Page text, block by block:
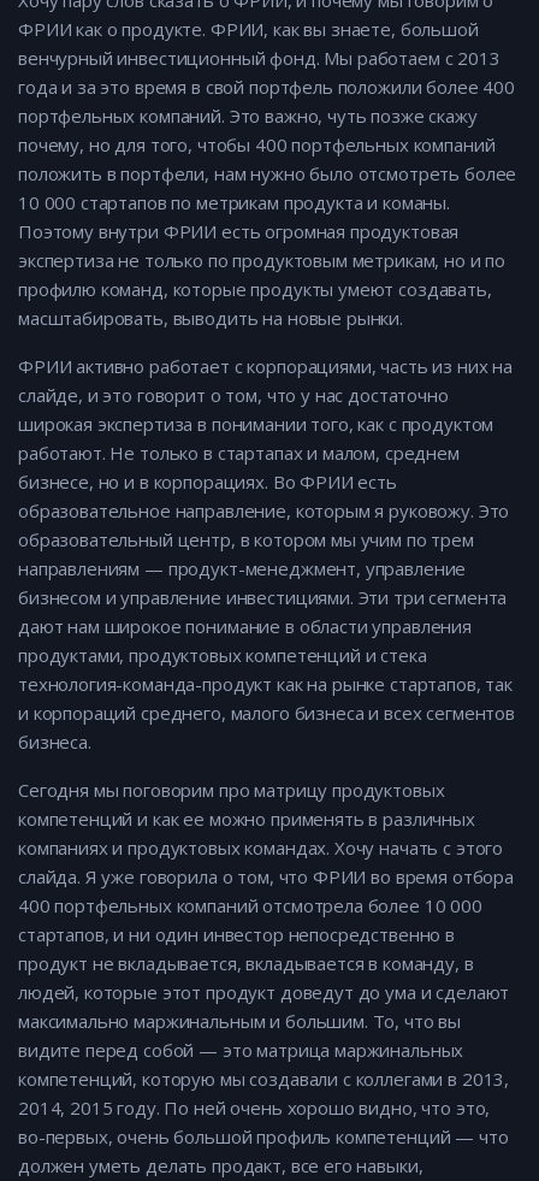
ФРИИ как о продукте. ФРИИ, как вы знаете, большой
венчурный инвестиционный фонд. Мы работаем с 2013
года и за это время в свой портфель положили более 400
портфельных компаний. Это важно, чуть позже скажу
почему, но для того, чтобы 400 портфельных компаний
положить в портфели, нам нужно было отсмотреть более
10 000 стартапов по метрикам продукта и команы.
Поэтому внутри ФРИИ есть огромная продуктовая
экспертиза не только по продуктовым метрикам, но и по
профилю команд, которые продукты умеют создавать,
масштабировать, выводить на новые рынки.
ФРИИ активно работает с корпорациями, часть из них на
слайде, и это говорит о том, что у нас достаточно
широкая экспертиза в понимании того, как с продуктом
работают. Не только в стартапах и малом, среднем
бизнесе, но и в корпорациях. Во ФРИИ есть
образовательное направление, которым я руковожу. Это
образовательный центр, в котором мы учим по трем
направлениям — продукт-менеджмент, управление
бизнесом и управление инвестициями. Эти три сегмента
дают нам широкое понимание в области управления
продуктами, продуктовых компетенций и стека
технология-команда-продукт как на рынке стартапов, так
и корпораций среднего, малого бизнеса и всех сегментов
бизнеса.
Сегодня мы поговорим про матрицу продуктовых
компетенций и как ее можно применять в различных
компаниях и продуктовых командах. Хочу начать с этого
слайда. Я уже говорила о том, что ФРИИ во время отбора
400 портфельных компаний отсмотрела более 10 000
стартапов, и ни один инвестор непосредственно в
продукт не вкладывается, вкладывается в команду, в
людей, которые этот продукт доведут до ума и сделают
максимально маржинальным и большим. То, что вы
видите перед собой — это матрица маржинальных
компетенций, которую мы создавали с коллегами в 2013,
2014, 2015 году. По ней очень хорошо видно, что это,
во-первых, очень большой профиль компетенций — что
должен уметь делать продакт, все его навыки,